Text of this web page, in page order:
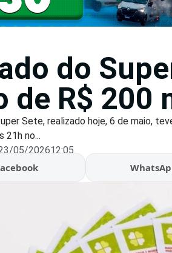
do
de R$ 200
Sete, realizado hoje, 6 de maio,
21h no...
05/202612:05